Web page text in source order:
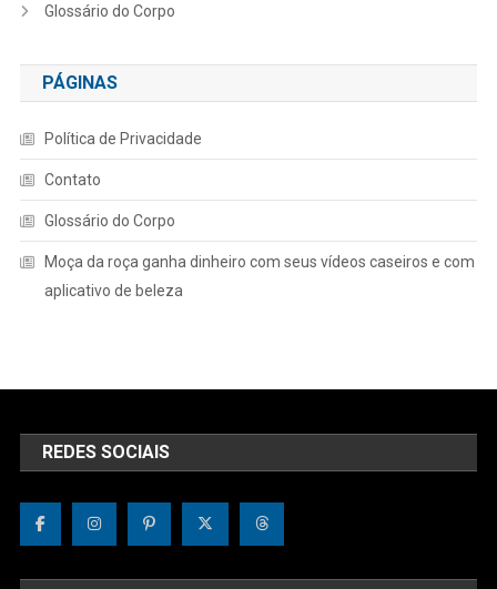
Glossário do Corpo
PÁGINAS
Política de Privacidade
Contato
Glossário do Corpo
Moça da roça ganha dinheiro com seus vídeos caseiros e com
aplicativo de beleza
REDES SOCIAIS